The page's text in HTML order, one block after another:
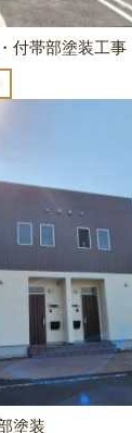
付帯部塗装工事
塗装